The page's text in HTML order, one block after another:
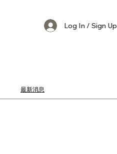
Log In / Sign Up
最新消息